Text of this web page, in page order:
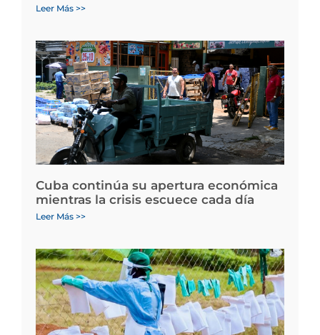
Leer Más >>
Cuba continúa su apertura económica
mientras la crisis escuece cada día
Leer Más >>